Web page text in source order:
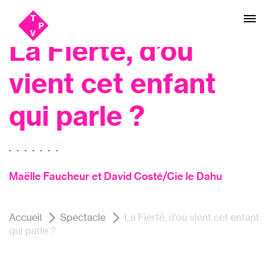
Aller
au
menu
Aller au
contenu
Festival SPOT #6, Théâtre
La Fierté, d’où
vient cet enfant
qui parle ?
Maëlle Faucheur et David Costé/Cie le Dahu
Accueil Spectacle
La Fierté, d’où vient cet enfant
qui parle ?